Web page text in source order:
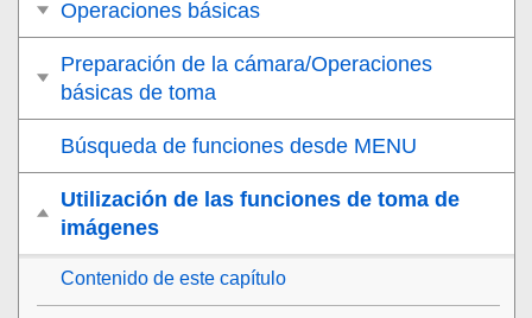
Operaciones básicas
Preparación de la cámara/Operaciones
básicas de toma
Búsqueda de funciones desde MENU
Utilización de las funciones de toma de
imágenes
Contenido de este capítulo